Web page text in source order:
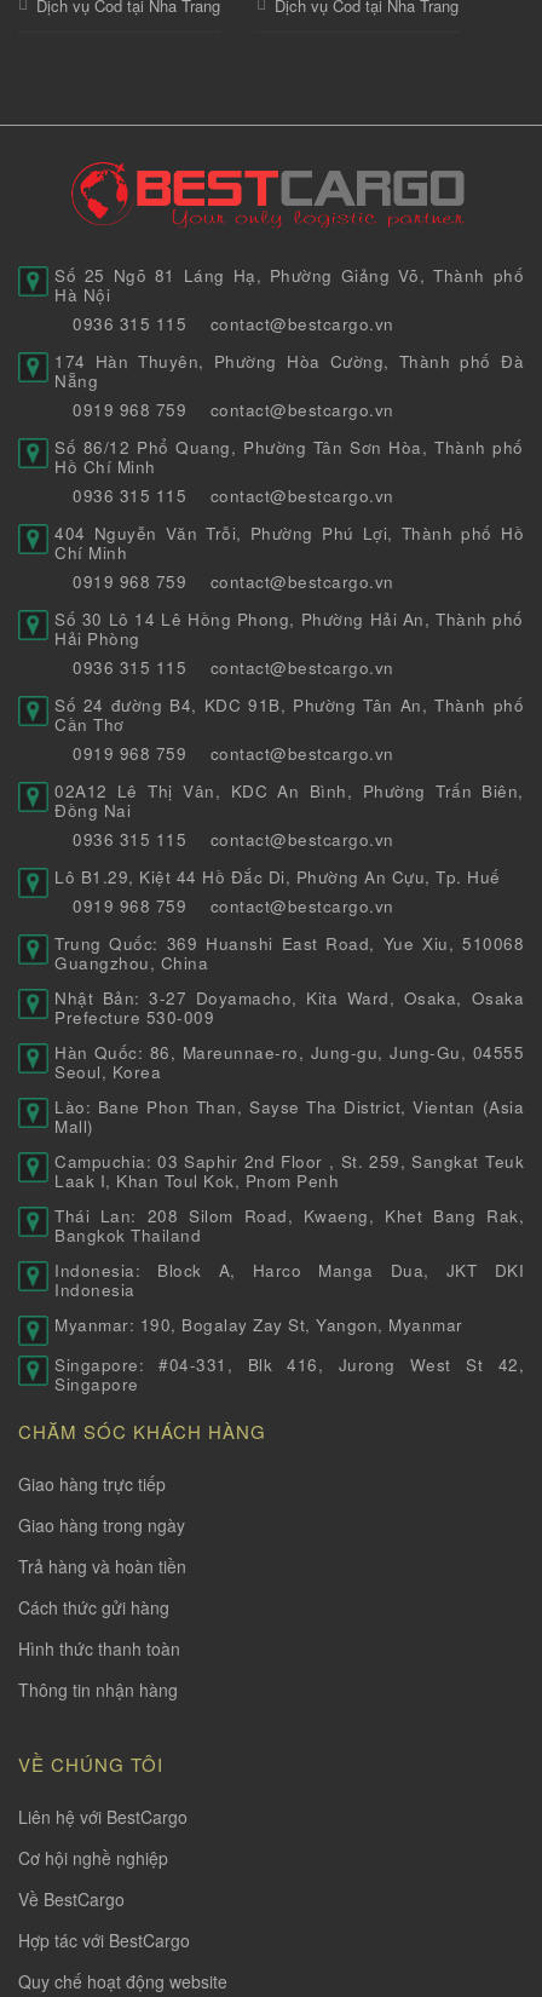
Dịch vụ Cod tại Nha Trang Dịch vụ Cod tại Nha Trang
Số 25 Ngõ 81 Láng Hạ, Phường Giảng Võ, Thành phố
Hà Nội
0936 315 115
contact@bestcargo.vn
174 Hàn Thuyên, Phường Hòa Cường, Thành phố Đà
Nẵng
0919 968 759
contact@bestcargo.vn
Số 86/12 Phổ Quang, Phường Tân Sơn Hòa, Thành phố
Hồ Chí Minh
0936 315 115
contact@bestcargo.vn
404 Nguyễn Văn Trỗi, Phường Phú Lợi, Thành phố Hồ
Chí Minh
0919 968 759
contact@bestcargo.vn
Số 30 Lô 14 Lê Hồng Phong, Phường Hải An, Thành phố
Hải Phòng
0936 315 115
contact@bestcargo.vn
Số 24 đường B4, KDC 91B, Phường Tân An, Thành phố
Cần Thơ
0919 968 759
contact@bestcargo.vn
02A12 Lê Thị Vân, KDC An Bình, Phường Trấn Biên,
Đồng Nai
0936 315 115
contact@bestcargo.vn
Lô B1.29, Kiệt 44 Hồ Đắc Di, Phường An Cựu, Tp. Huế
0919 968 759
contact@bestcargo.vn
Trung Quốc: 369 Huanshi East Road, Yue Xiu, 510068
Guangzhou, China
Nhật Bản: 3-27 Doyamacho, Kita Ward, Osaka, Osaka
Prefecture 530-009
Hàn Quốc: 86, Mareunnae-ro, Jung-gu, Jung-Gu, 04555
Seoul, Korea
Lào: Bane Phon Than, Sayse Tha District, Vientan (Asia
Mall)
Campuchia: 03 Saphir 2nd Floor , St. 259, Sangkat Teuk
Laak I, Khan Toul Kok, Pnom Penh
Thái Lan: 208 Silom Road, Kwaeng, Khet Bang Rak,
Bangkok Thailand
Indonesia: Block A, Harco Manga Dua, JKT DKI
Indonesia
Myanmar: 190, Bogalay Zay St, Yangon, Myanmar
Singapore: #04-331, Blk 416, Jurong West St 42,
Singapore
CHĂM SÓC KHÁCH HÀNG
Giao hàng trực tiếp
Giao hàng trong ngày
Trả hàng và hoàn tiền
Cách thức gửi hàng
Hình thức thanh toàn
Thông tin nhận hàng
VỀ CHÚNG TÔI
Liên hệ với BestCargo
Cơ hội nghề nghiệp
Về BestCargo
Hợp tác với BestCargo
Quy chế hoạt động website